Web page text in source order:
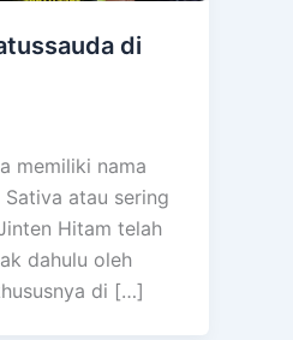
di
memiliki nama
atau sering
Hitam telah
dahulu oleh
di […]